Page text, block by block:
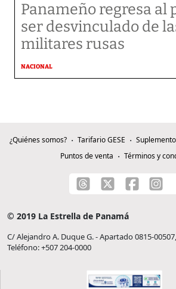
Panameño regresa al
ser desvinculado de
militares rusas
NACIONAL
¿Quiénes somos? Tarifario GESE
Puntos de venta
Términos y
© 2019 La Estrella de Panamá
C/ Alejandro A. Duque G. - Apartado 0815-
Teléfono: +507 204-0000